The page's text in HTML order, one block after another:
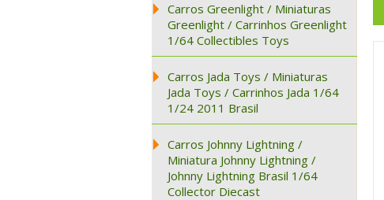
Carros Greenlight / Miniaturas
Greenlight / Carrinhos Greenlight
1/64 Collectibles Toys
Carros Jada Toys / Miniaturas
Jada Toys / Carrinhos Jada 1/64
1/24 2011 Brasil
Carros Johnny Lightning /
Miniatura Johnny Lightning /
Johnny Lightning Brasil 1/64
Collector Diecast